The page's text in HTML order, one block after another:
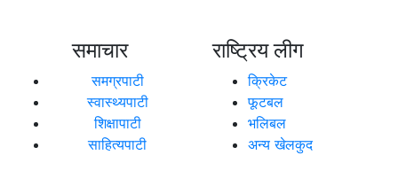
समाचार
समग्रपाटी
स्वास्थ्यपाटी
शिक्षापाटी
साहित्यपाटी
राष्ट्रिय लीग
क्रिकेट
फूटबल
भलिबल
अन्य खेलकुद